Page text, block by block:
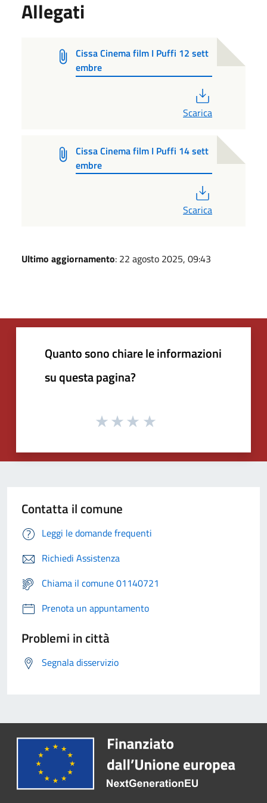
Allegati
Cissa Cinema film I Puffi 12 sett
embre
Scarica
Cissa Cinema film I Puffi 14 sett
embre
Scarica
Ultimo aggiornamento: 22 agosto 2025, 09:43
Quanto sono chiare le informazioni
su questa pagina?
Contatta il comune
Leggi le domande frequenti
Richiedi Assistenza
Chiama il comune 01140721
Prenota un appuntamento
Problemi in città
Segnala disservizio